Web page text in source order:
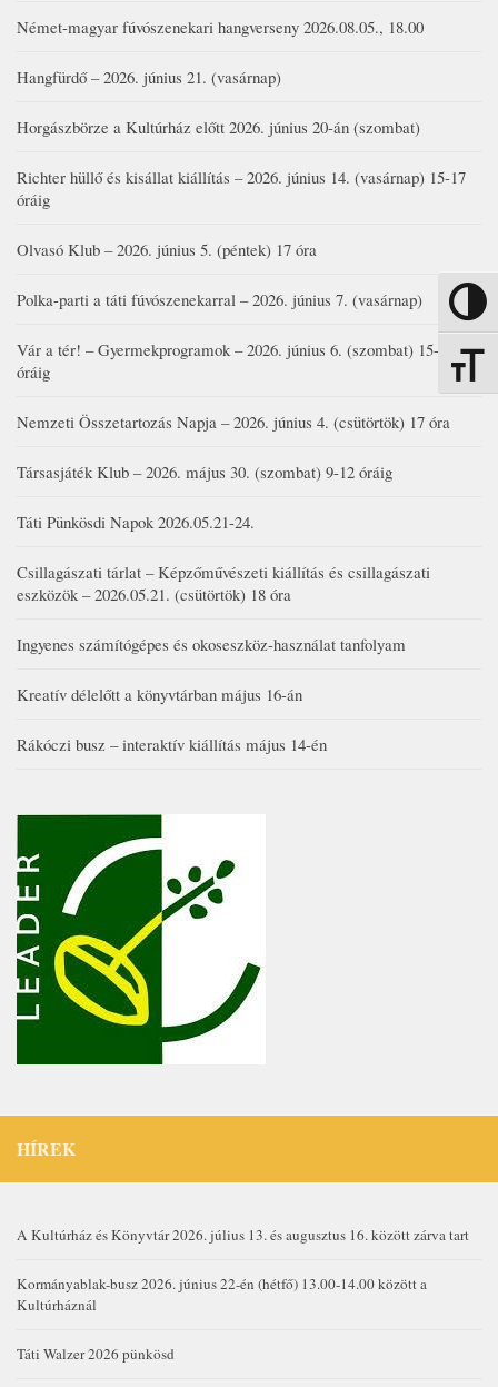
Nagy
Német-magyar fúvószenekari hangverseny 2026.08.05., 18.00
Hangfürdő – 2026. június 21. (vasárnap)
Horgászbörze a Kultúrház előtt 2026. június 20-án (szombat)
Richter hüllő és kisállat kiállítás – 2026. június 14. (vasárnap) 15-17
óráig
Olvasó Klub – 2026. június 5. (péntek) 17 óra
Polka-parti a táti fúvószenekarral – 2026. június 7. (vasárnap)
Vár a tér! – Gyermekprogramok – 2026. június 6. (szombat) 15-19
óráig
Nemzeti Összetartozás Napja – 2026. június 4. (csütörtök) 17 óra
Társasjáték Klub – 2026. május 30. (szombat) 9-12 óráig
Táti Pünkösdi Napok 2026.05.21-24.
Csillagászati tárlat – Képzőművészeti kiállítás és csillagászati
eszközök – 2026.05.21. (csütörtök) 18 óra
Ingyenes számítógépes és okoseszköz-használat tanfolyam
Kreatív délelőtt a könyvtárban május 16-án
Rákóczi busz – interaktív kiállítás május 14-én
HÍREK
A Kultúrház és Könyvtár 2026. július 13. és augusztus 16. között zárva tart
Kormányablak-busz 2026. június 22-én (hétfő) 13.00-14.00 között a
Kultúrháznál
Táti Walzer 2026 pünkösd